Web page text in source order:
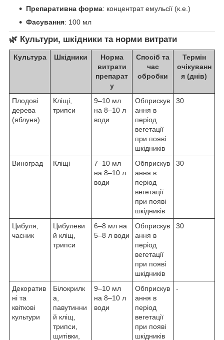
Препаративна форма: концентрат емульсії (к.е.)
Фасування: 100 мл
🌿 Культури, шкідники та норми витрати
Культура Шкідники
Норма
витрати
препарат
у
Спосіб та
час
обробки
Термін
очікуванн
я (днів)
Плодові
дерева
(яблуня)
Кліщі,
трипси
9–10 мл
на 8–10 л
води
Обприскув
ання в
період
вегетації
при появі
шкідників
30
Виноград Кліщі
7–10 мл
на 8–10 л
води
Обприскув
ання в
період
вегетації
при появі
шкідників
30
Цибуля,
часник
Цибулеви
й кліщ,
трипси
6–8 мл на
5–8 л води
Обприскув
ання в
період
вегетації
при появі
шкідників
30
Декоратив
ні та
квіткові
культури
Білокрилк
а,
павутинни
й кліщ,
трипси,
щитівки,
9–10 мл
на 8–10 л
води
Обприскув
ання в
період
вегетації
при появі
шкідників
-